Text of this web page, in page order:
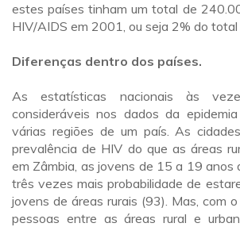
estes países tinham um total de
HIV/AIDS em 2001, ou seja 2% do total
Diferenças dentro dos países.
As estatísticas nacionais às
consideráveis nos dados da
várias regiões de um país. As
prevalência de HIV do que as áreas
em Zâmbia, as jovens de 15 a 19 anos
três vezes mais probabilidade de
jovens de áreas rurais (93). Mas, com
pessoas entre as áreas rural e